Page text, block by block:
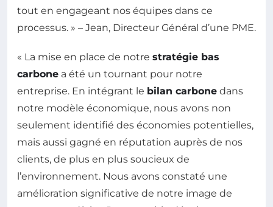
tout en engageant nos équipes dans ce
processus. » – Jean, Directeur Général d’une PME.
« La mise en place de notre stratégie bas
carbone a été un tournant pour notre
entreprise. En intégrant le bilan carbone dans
notre modèle économique, nous avons non
seulement identifié des économies potentielles,
mais aussi gagné en réputation auprès de nos
clients, de plus en plus soucieux de
l’environnement. Nous avons constaté une
amélioration significative de notre image de